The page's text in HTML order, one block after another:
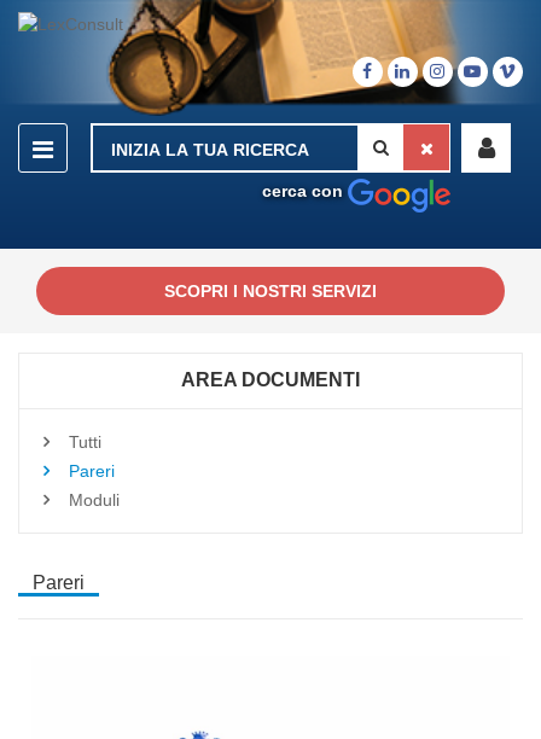
cerca con
SCOPRI I NOSTRI SERVIZI
AREA DOCUMENTI
Tutti
Pareri
Moduli
Pareri